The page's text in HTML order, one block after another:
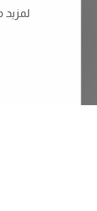
لمزيد